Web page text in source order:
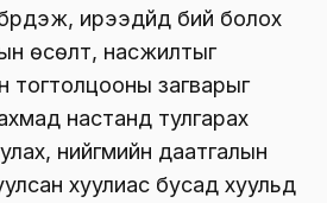
ирээдүйд бий болох
өсөлт, насжилтыг
тогтолцооны загварыг
настанд тулгарах
нийгмийн даатгалын
хуулиас бусад хуульд